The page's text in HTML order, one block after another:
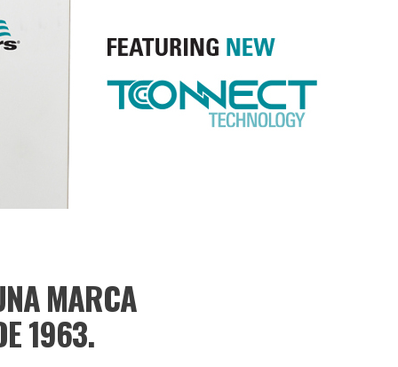
PRECISION PROCESS
Learn More
MARCA
1963.